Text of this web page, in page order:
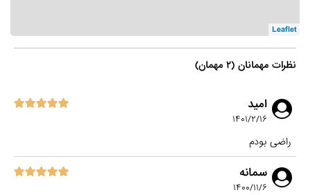
Leaflet
نظرات مهمانان (۲ مهمان)
امید
۱۴۰۱/۲/۱۶
راضی بودم
سمانه
۱۴۰۰/۱۱/۶